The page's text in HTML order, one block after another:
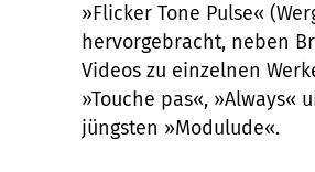
»Flicker Tone Pulse«
hervorgebracht, neben
Videos zu einzelnen
»Touche pas«, »Always«
jüngsten »Modulude«.